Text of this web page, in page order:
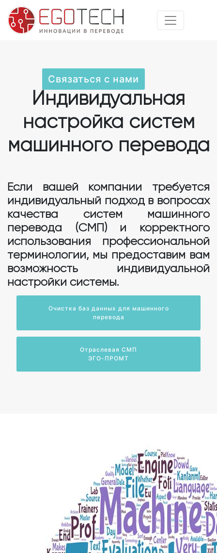
Связаться с нами
Индивидуальная
настройка систем
машинного перевода
Если вашей компании требуется
индивидуальный подход в вопросах
качества систем машинного
перевода (СМП) и корректного
использования профессиональной
терминологии, мы предоставим вам
возможность индивидуальной
настройки системы.
Очистка баз данных для машинного
перевода
Отраслевая СМП
ЭГО-ПРОМТ